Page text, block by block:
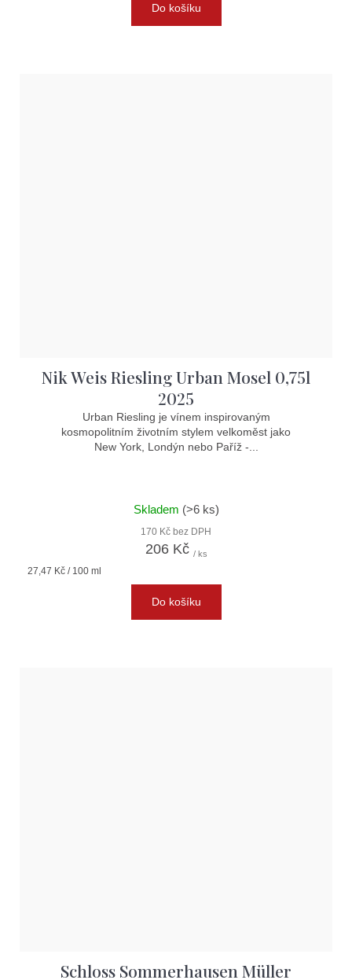
Do košíku
Nik Weis Riesling Urban Mosel 0,75l
2025
Urban Riesling je vínem inspirovaným
kosmopolitním životním stylem velkoměst jako
New York, Londýn nebo Paříž -...
Skladem (>6 ks)
170 Kč bez DPH
206 Kč / ks
Měrná
27,47 Kč / 100 ml
Do košíku
Schloss Sommerhausen Müller